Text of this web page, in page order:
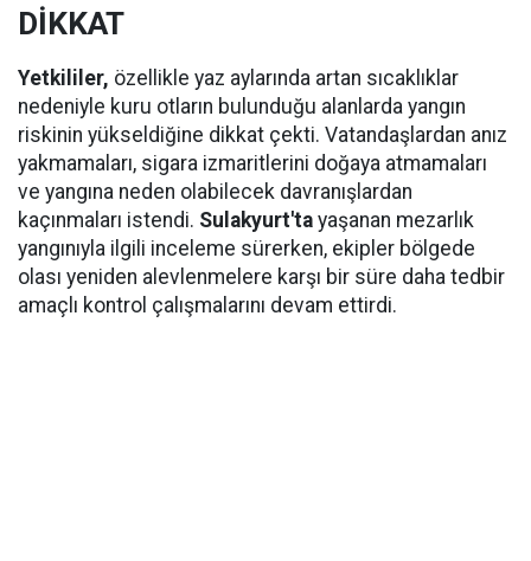
DİKKAT
Yetkililer, özellikle yaz aylarında artan sıcaklıklar
nedeniyle kuru otların bulunduğu alanlarda yangın
riskinin yükseldiğine dikkat çekti. Vatandaşlardan anız
yakmamaları, sigara izmaritlerini doğaya atmamaları
ve yangına neden olabilecek davranışlardan
kaçınmaları istendi. Sulakyurt'ta yaşanan mezarlık
yangınıyla ilgili inceleme sürerken, ekipler bölgede
olası yeniden alevlenmelere karşı bir süre daha tedbir
amaçlı kontrol çalışmalarını devam ettirdi.